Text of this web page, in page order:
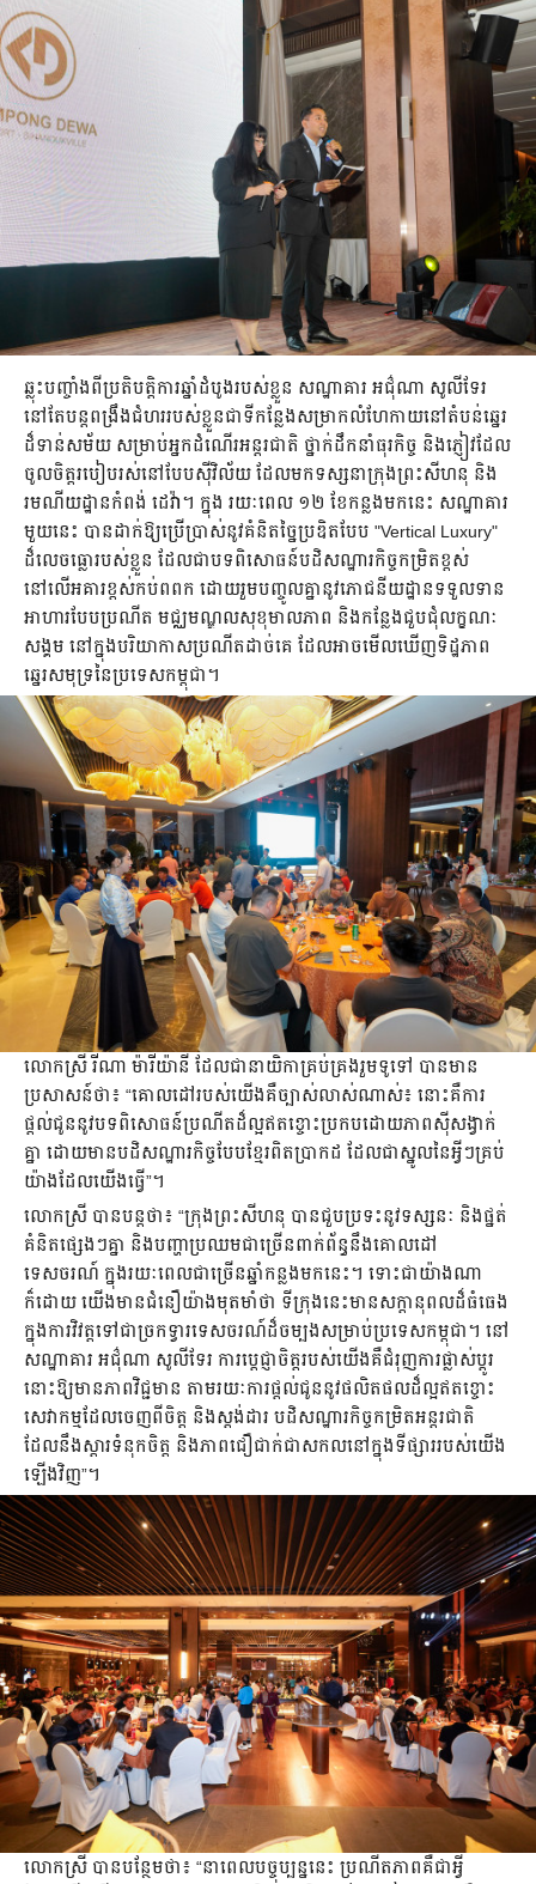
ឆ្លុះបញ្ចាំងពីប្រតិបត្តិការឆ្នាំដំបូងរបស់ខ្លួន សណ្ឋាគារ អជ៌ុណា សូលីទែរ
នៅតែបន្តពង្រឹងជំហររបស់ខ្លួនជាទីកន្លែងសម្រាកលំហែកាយនៅតំបន់ឆ្នេរ
ដ៏ទាន់សម័យ សម្រាប់អ្នកដំណើរអន្តរជាតិ ថ្នាក់ដឹកនាំធុរកិច្ច និងភ្ញៀវដែល
ចូលចិត្តរបៀបរស់នៅបែបស៊ីវិល័យ ដែលមកទស្សនាក្រុងព្រះសីហនុ និង
រមណីយដ្ឋានកំពង់ ដេវ៉ា។ ក្នុង រយៈពេល ១២ ខែកន្លងមកនេះ សណ្ឋាគារ
មួយនេះ បានដាក់ឱ្យប្រើប្រាស់នូវគំនិតច្នៃប្រឌិតបែប "Vertical Luxury"
ដ៏លេចធ្លោរបស់ខ្លួន ដែលជាបទពិសោធន៍បដិសណ្ឋារកិច្ចកម្រិតខ្ពស់
នៅលើអគារខ្ពស់កប់ពពក ដោយរួមបញ្ចូលគ្នានូវភោជនីយដ្ឋានទទួលទាន
អាហារបែបប្រណីត មជ្ឈមណ្ឌលសុខុមាលភាព និងកន្លែងជួបជុំលក្ខណៈ
សង្គម នៅក្នុងបរិយាកាសប្រណីតដាច់គេ ដែលអាចមើលឃើញទិដ្ឋភាព
ឆ្នេរសមុទ្រនៃប្រទេសកម្ពុជា។
លោកស្រី រីណា ម៉ារីយ៉ានី ដែលជានាយិកាគ្រប់គ្រងរួមទូទៅ បានមាន
ប្រសាសន៍ថា៖ “គោលដៅរបស់យើងគឺច្បាស់លាស់ណាស់៖ នោះគឺការ
ផ្តល់ជូននូវបទពិសោធន៍ប្រណីតដ៏ល្អឥតខ្ចោះប្រកបដោយភាពស៊ីសង្វាក់
គ្នា ដោយមានបដិសណ្ឋារកិច្ចបែបខ្មែរពិតប្រាកដ ដែលជាស្នូលនៃអ្វីៗគ្រប់
យ៉ាងដែលយើងធ្វើ”។
លោកស្រី បានបន្តថា៖ “ក្រុងព្រះសីហនុ បានជួបប្រទះនូវទស្សនៈ និងផ្នត់
គំនិតផ្សេងៗគ្នា និងបញ្ហាប្រឈមជាច្រើនពាក់ព័ន្ធនឹងគោលដៅ
ទេសចរណ៍ ក្នុងរយៈពេលជាច្រើនឆ្នាំកន្លងមកនេះ។ ទោះជាយ៉ាងណា
ក៏ដោយ យើងមានជំនឿយ៉ាងមុតមាំថា ទីក្រុងនេះមានសក្តានុពលដ៏ធំធេង
ក្នុងការវិវត្តទៅជាច្រកទ្វារទេសចរណ៍ដ៏ចម្បងសម្រាប់ប្រទេសកម្ពុជា។ នៅ
សណ្ឋាគារ អជ៌ុណា សូលីទែរ ការប្តេជ្ញាចិត្តរបស់យើងគឺជំរុញការផ្លាស់ប្តូរ
នោះឱ្យមានភាពវិជ្ជមាន តាមរយៈការផ្តល់ជូននូវផលិតផលដ៏ល្អឥតខ្ចោះ
សេវាកម្មដែលចេញពីចិត្ត និងស្តង់ដារ បដិសណ្ឋារកិច្ចកម្រិតអន្តរជាតិ
ដែលនឹងស្តារទំនុកចិត្ត និងភាពជឿជាក់ជាសកលនៅក្នុងទីផ្សាររបស់យើង
ឡើងវិញ”។
លោកស្រី បានបន្ថែមថា៖ “នាពេលបច្ចុប្បន្ននេះ ប្រណីតភាពគឺជាអ្វី